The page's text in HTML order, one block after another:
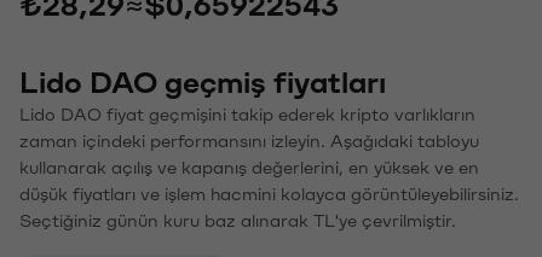
Lido DAO geçmiş fiyatları
Lido DAO fiyat geçmişini takip ederek kripto varlıkların
zaman içindeki performansını izleyin. Aşağıdaki tabloyu
kullanarak açılış ve kapanış değerlerini, en yüksek ve en
düşük fiyatları ve işlem hacmini kolayca görüntüleyebilirsiniz.
Seçtiğiniz günün kuru baz alınarak TL'ye çevrilmiştir.